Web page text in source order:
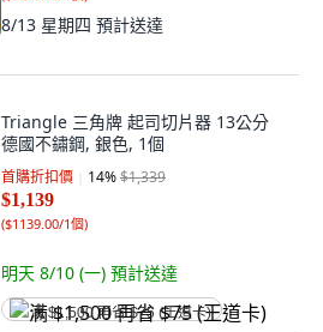
8/13 星期四 預計送達
Triangle 三角牌 起司切片器 13公分
德國不鏽鋼, 銀色, 1個
首購折扣價 14%$1,339
$1,139
($1139.00/1個)
明天 8/10 (一) 預計送達
满 $1,500 再省 $75 (王道卡)